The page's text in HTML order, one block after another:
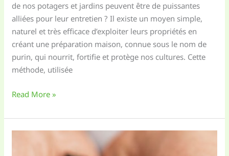
de nos potagers et jardins peuvent être de puissantes
alliées pour leur entretien ? Il existe un moyen simple,
naturel et très efficace d’exploiter leurs propriétés en
créant une préparation maison, connue sous le nom de
purin, qui nourrit, fortifie et protège nos cultures. Cette
méthode, utilisée
Comment
son
purin
Read More »